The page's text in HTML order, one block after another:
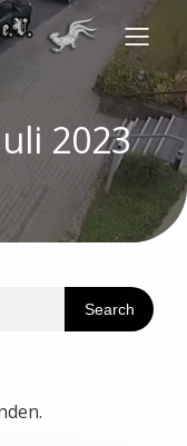
2023
Search